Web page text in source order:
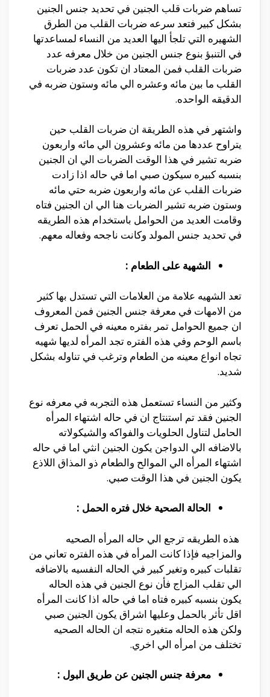
تساهم ضربات قلب الجنين في تحديد جنس الجنين
بشكل كبير فتعد سرعه ضربات القلب من الطرق
الشهيره التي تلجأ اليها العديد من النساء لمساعدتها
في التنبؤ بنوع جنس الجنين من خلال معرفه عدد
ضربات القلب فمن المعتاد ان تكون عدد ضربات
القلب ما بين مائه وعشره الي مائه وستون ضربه في
الدقيقه الواحده.
واشتهر في هذه الطريقة ان ضربات القلب حين
يتراوح عددها من مائه وعشرون الي مائه واربعون
ضربه تشير في هذا الوقت الضربات الي ان الجنين
بنسبه كبيره سيكون صبي اما في حاله اذا زادت
ضربات القلب عن مائه واربعون ضربه حتي مائه
وستون ضربه تشير الضربات هنا الي ان الجنين فتاه
وقامت العديد من الحوامل باستخدام هذه الطريقه
في تحديد جنس المولد وكانت ناجحه وفعاله معهم.
الشهية على الطعام :
تعد الشهيه علامة من العلامات التي تستدل بها كثير
من الامهات في معرفة جنس الجنين فمن المعروف
ان جميع الحوامل تمر بفتره معينه في الحمل تعرف
باسم الوحم وفي هذه الفتره تجد المرأه لديها شهيه
تجاه انواع معينه من الطعام وترغب في تناوله بشكل
شديد.
وكثير من النساء تستعمل هذه التجربه في معرفه نوع
الجنين فقد تم استنتاج ان في حاله اشتهاء المرأه
الحامل لتناول الحلويات والفواكه والشيكولاته
بالاضافه الي الدواجن يكون الجنين انثي اما في حاله
اشتهاء المرأه الي الموالح والطعام ذو المذاق اللاذع
يكون الجنين في هذا الوقت صبي.
الحالة الصحية خلال فتره الحمل :
هذه الطريقه ترجع الي حاله المرأه الصحيه
والمزاجيه فإذا كانت المرأه في هذه الفتره تعاني من
تقلبات كبيره وتغير كبير في الحاله النفسيه بالاضافه
الي تقلب المزاج فأن نوع الجنين في هذه الحاله
يكون بنسبه كبيره فتاه اما في حاله اذا كانت المرأه
اقل تأثر بالحمل وعليها اشراق يكون الجنين صبي
ولكن هذه الحاله متغيره نتجه ان الحاله الصحيه
تختلف من امرأه الي اخري.
معرفة جنس الجنين عن طريق البول :